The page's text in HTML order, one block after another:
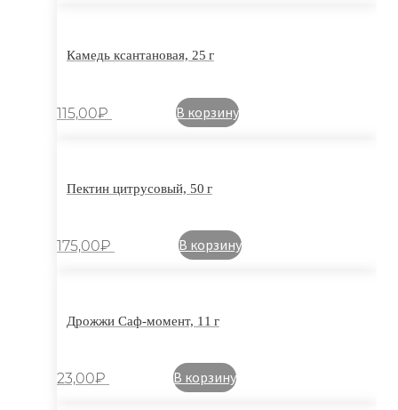
Камедь ксантановая, 25 г
115,00₽ В корзину
Пектин цитрусовый, 50 г
175,00₽ В корзину
Дрожжи Саф-момент, 11 г
23,00₽ В корзину